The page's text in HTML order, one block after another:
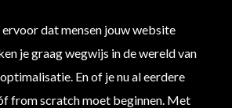
dat mensen jouw website
je graag wegwijs in de wereld van
En of je nu al eerdere
from scratch moet beginnen. Met